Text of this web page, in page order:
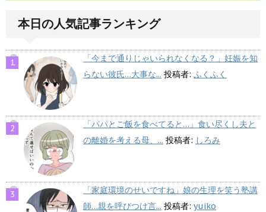
本日の人気記事ランキング
「今まで通りじゃいられなくなる？」妊娠を知
らない彼氏…大事な... 投稿者: ふくふく
「パパとご飯を食べてると…」食い尽くし夫と
の離婚を考える母、... 投稿者: しろみ
「家庭環境のせいですね」娘の生理を笑う塾講
師…親を呼びつけ言... 投稿者: yuiko